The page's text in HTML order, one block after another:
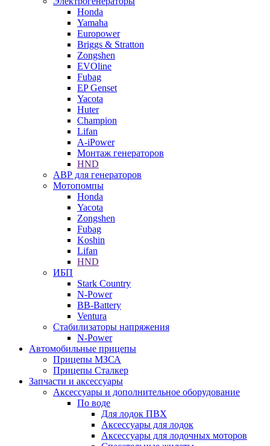
Honda
Yamaha
Europower
Briggs & Stratton
Zongshen
EVOline
Fubag
EP Genset
Yacota
Huter
Champion
Lifan
A-iPower
Монтаж генераторов
HND
АВР для генераторов
Мотопомпы
Honda
Yacota
Zongshen
Fubag
Koshin
Lifan
HND
ИБП
Stark Country
N-Power
BB-Battery
Ventura
Стабилизаторы напряжения
N-Power
Автомобильные прицепы
Прицепы МЗСА
Прицепы Сталкер
Запчасти и аксессуары
Аксессуары и дополнительное оборудование
По воде
Для лодок ПВХ
Аксессуары для лодок
Аксессуары для лодочных моторов